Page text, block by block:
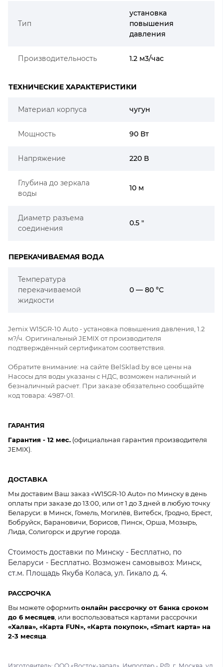
Тип
установка
повышения
давления
Производительность 1.2 м3/час
ТЕХНИЧЕСКИЕ ХАРАКТЕРИСТИКИ
Материал корпуса чугун
Мощность 90 Вт
Напряжение 220 В
Глубина до зеркала
воды
10 м
Диаметр разъема
соединения
0.5 "
ПЕРЕКАЧИВАЕМАЯ ВОДА
Температура
перекачиваемой
жидкости
0 — 80 °C
Jemix W15GR-10 Auto - установка повышения давления, 1.2
м?/ч. Оригинальный JEMIX от производителя
подтверждённый сертификатом соответствия.
Обратите внимание: на сайте BelSklad.by все цены на
Насосы для воды указаны с НДС, возможен наличный и
безналичный расчет. При заказе обязательно сообщайте
код товара: 4987-01.
ГАРАНТИЯ
Гарантия - 12 мес. (официальная гарантия производителя
JEMIX).
ДОСТАВКА
Мы доставим Ваш заказ «W15GR-10 Auto» по Минску в день
оплаты при заказе до 13:00, или от 1 до 3 дней в любую точку
Беларуси: в Минск, Гомель, Могилёв, Витебск, Гродно, Брест,
Бобруйск, Барановичи, Борисов, Пинск, Орша, Мозырь,
Лида, Солигорск и другие города.
Стоимость доставки по Минску - Бесплатно, по
Беларуси - Бесплатно. Возможен самовывоз: Минск,
ст.м. Площадь Якуба Коласа, ул. Гикало д. 4.
РАССРОЧКА
Вы можете оформитьонлайн рассрочку от банка сроком
до 6 месяцев , или воспользоваться картами рассрочки
«Халва», «Карта FUN», «Карта покупок», «Smart карта» на
2-3 месяца